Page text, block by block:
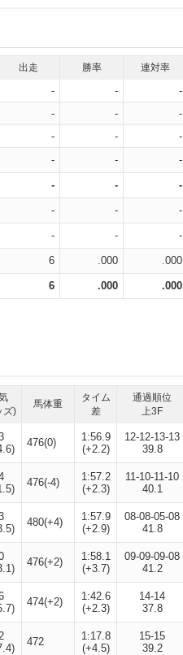
出走 勝率 連対率
- -
-
- -
-
- -
-
- - -
- - -
- - -
- - -
6 .000 .000
6 .000 .000
ズ)
馬体重
タイム
差
通過順位
上3F
476(0)
1:56.9
(+2.2)
12-12-13-13
39.8
476(-4)
1:57.2
(+2.3)
11-10-11-10
40.1
480(+4)
1:57.9
(+2.9)
08-08-05-08
41.8
476(+2)
1:58.1
(+3.7)
09-09-09-08
41.2
474(+2)
1:42.6
(+2.3)
14-14
37.8
472
1:17.8
(+4.5)
15-15
39.2